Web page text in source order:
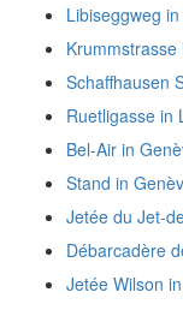
Libiseggweg
Krummstrasse
Schaffhausen
Ruetligasse in
Bel-Air in
Stand in
Jetée du Jet-
Débarcadère
Jetée Wilson